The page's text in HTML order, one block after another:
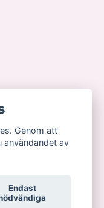
Genom att
användandet av
Endast